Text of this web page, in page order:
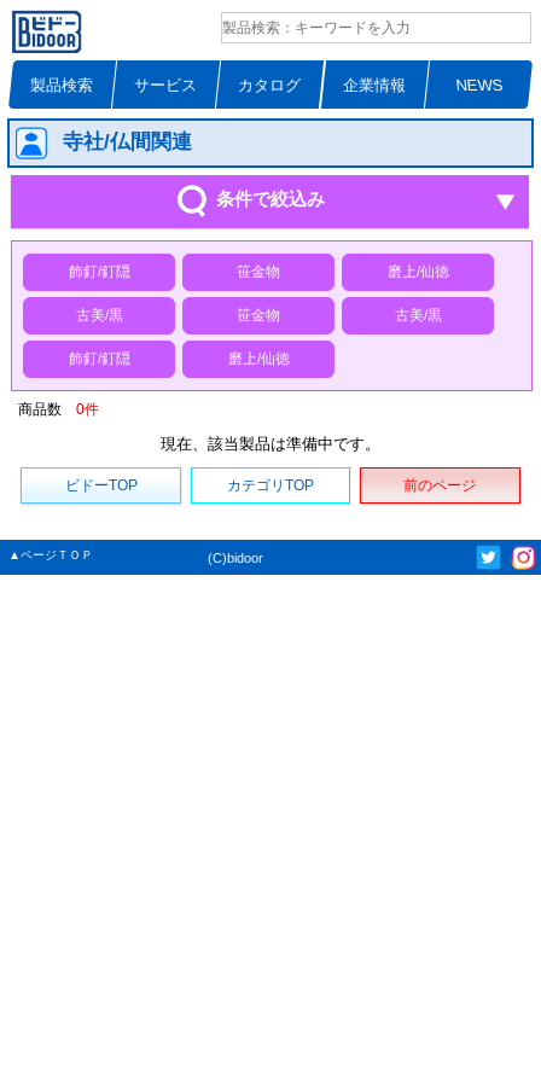
製品検索 サービス カタログ 企業情報 NEWS
寺社/仏間関連
条件で絞込み
飾釘/釘隠 笹金物 磨上/仙徳
古美/黒 笹金物 古美/黒
飾釘/釘隠 磨上/仙徳
商品数 0件
現在、該当製品は準備中です。
ビドーTOP カテゴリTOP 前のページ
▲ページＴＯＰ (C)bidoor